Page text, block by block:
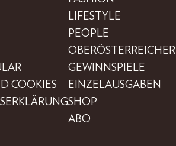
COOKIES
LIFESTYLE
PEOPLE
OBERÖSTERREICHER
GEWINNSPIELE
EINZELAUSGABEN
SHOP
ABO